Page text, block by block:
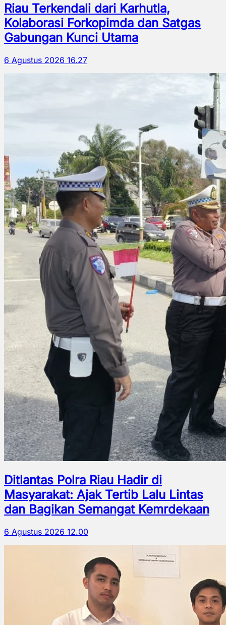
Riau Terkendali dari Karhutla,
Kolaborasi Forkopimda dan Satgas
Gabungan Kunci Utama
6 Agustus 2026 16.27
Ditlantas Polra Riau Hadir di
Masyarakat: Ajak Tertib Lalu Lintas
dan Bagikan Semangat Kemrdekaan
6 Agustus 2026 12.00